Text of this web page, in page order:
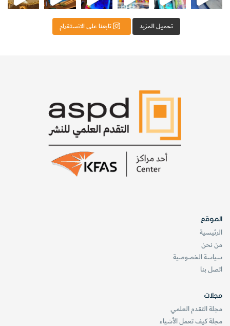
تحميل المزيد تابعنا على الانستقرام
الموقع
الرئيسية
من نحن
سياسة الخصوصية
اتصل بنا
مجلات
مجلة التقدم العلمي
مجلة كيف تعمل الأشياء